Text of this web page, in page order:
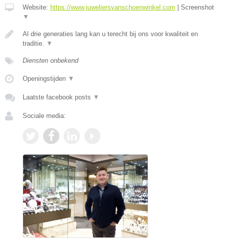
Website: https://www.juweliersvanschoenwinkel.com
Screenshot
▼
Al drie generaties lang kan u terecht bij ons voor kwaliteit en
traditie. ▼
Diensten onbekend
Openingstijden ▼
Laatste facebook posts ▼
Sociale media: